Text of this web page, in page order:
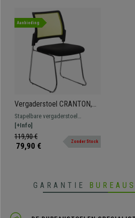
Aanbieding
Vergaderstoel CRANTON,
Stapelbaar, Metalen Frame,
Stof en Ademende Mesh
Bekleding, Groen
Stapelbare vergaderstoel
CRANTON. Een zeer veelzijdig
model met een robuust metalen
frame bekleed met stof en
[+Info]
119,90 €
79,90 € Zonder Stock
GARANTIE